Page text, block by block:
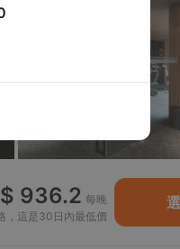
936.2 每晚
，這是30日內最低價